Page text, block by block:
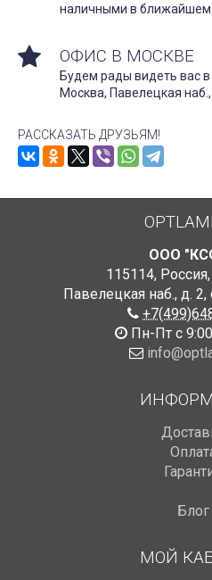
наличными в ближайшем
ОФИС В МОСКВЕ
Будем рады видеть вас
Москва, Павелецкая наб.,
РАССКАЗАТЬ ДРУЗЬЯМ!
ООО
115114, Россия,
Павелецкая наб., д. 2,
Пн-Пт с
Блог
МОЙ